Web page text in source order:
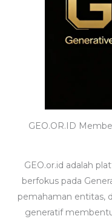
GEO.OR.ID
GEO.or.id adalah
berfokus pada
pemahaman entitas,
generatif